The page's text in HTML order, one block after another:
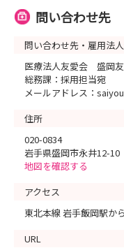
問い合わせ先
問い合わせ先・雇用法
医療法人友愛会 盛岡
総務課：採用担当宛
メールアドレス：
住所
020-0834
岩手県盛岡市永井12-
地図を確認する
アクセス
東北本線 岩手飯岡駅か
URL